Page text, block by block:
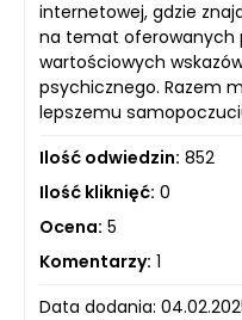
internetowej, gdzie
na temat oferowanych
wartościowych
psychicznego. Razem
lepszemu
Ilość odwiedzin: 852
Ilość kliknięć: 0
Ocena: 5
Komentarzy: 1
Data dodania: